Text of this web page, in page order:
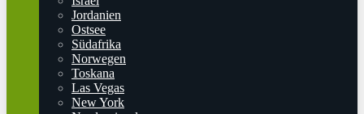
Jordanien
Ostsee
Südafrika
Norwegen
Toskana
Las Vegas
New York